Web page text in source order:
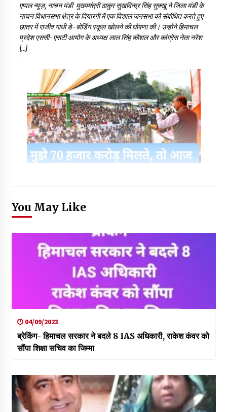
एप्पल न्यूज़, नाचन मंडी मुख्यमंत्री ठाकुर सुखविन्द्र सिंह सुक्खू ने जिला मंडी के
नाचन विधानसभा क्षेत्र के दियारगी में एक विशाल जनसभा को संबोधित करते हुए
छातर में राजीव गांधी डे-बोर्डिंग स्कूल खोलने की घोषणा की। उन्होंने हिमाचल
प्रदेश एससी-एसटी आयोग के अध्यक्ष लाल सिंह कौशल और कांग्रेस नेता नरेश
[…]
You May Like
04/09/2023
ब्रेकिंग- हिमाचल सरकार ने बदले 8 IAS अधिकारी, राकेश कंवर को
सौंपा शिक्षा सचिव का जिम्मा